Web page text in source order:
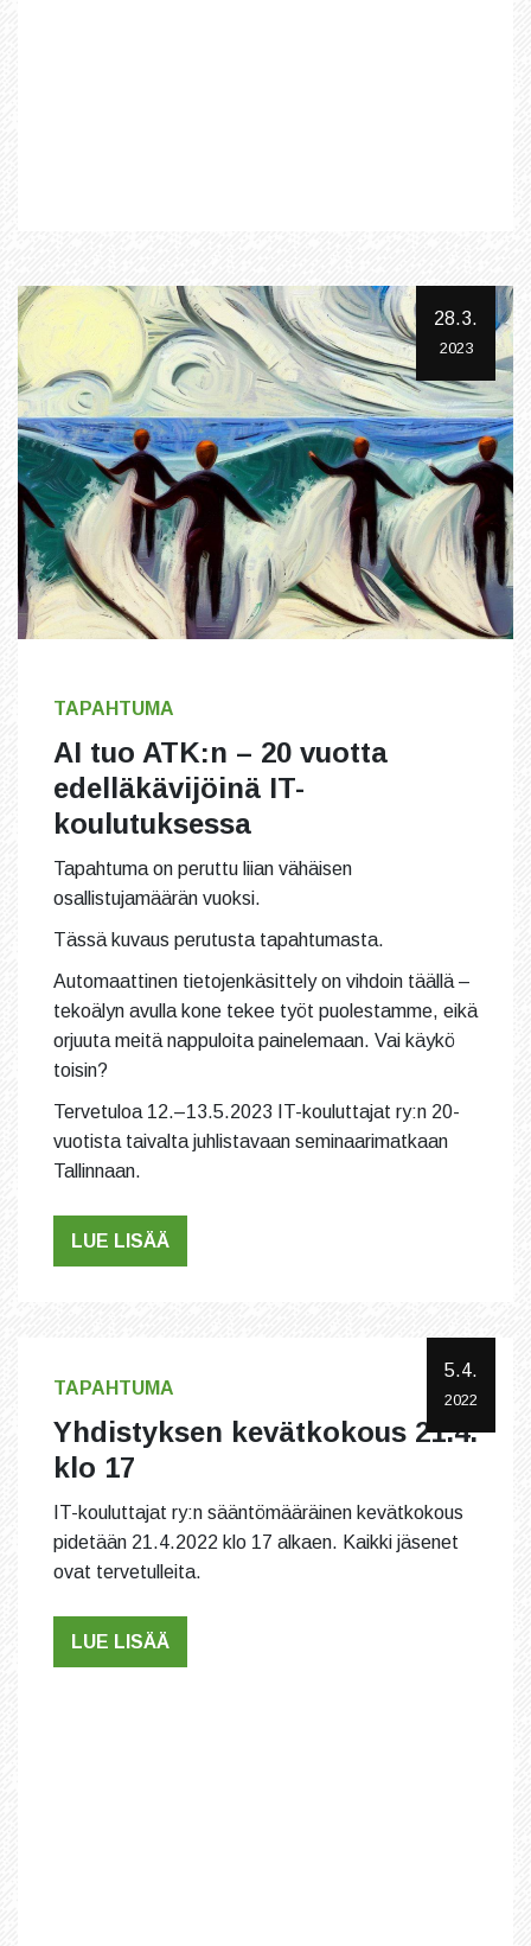
28.3.
2023
TAPAHTUMA
AI tuo ATK:n – 20 vuotta
edelläkävijöinä IT-
koulutuksessa
Tapahtuma on peruttu liian vähäisen
osallistujamäärän vuoksi.
Tässä kuvaus perutusta tapahtumasta.
Automaattinen tietojenkäsittely on vihdoin täällä –
tekoälyn avulla kone tekee työt puolestamme, eikä
orjuuta meitä nappuloita painelemaan. Vai käykö
toisin?
Tervetuloa 12.–13.5.2023 IT-kouluttajat ry:n 20-
vuotista taivalta juhlistavaan seminaarimatkaan
Tallinnaan.
LUE LISÄÄ
5.4.
2022
TAPAHTUMA
Yhdistyksen kevätkokous 21.4.
klo 17
IT-kouluttajat ry:n sääntömääräinen kevätkokous
pidetään 21.4.2022 klo 17 alkaen. Kaikki jäsenet
ovat tervetulleita.
LUE LISÄÄ